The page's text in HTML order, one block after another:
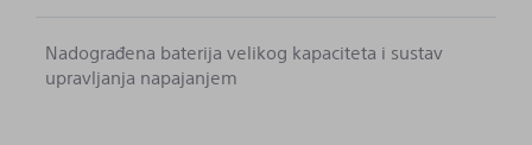
Nadograđena baterija velikog kapaciteta i sustav
upravljanja napajanjem